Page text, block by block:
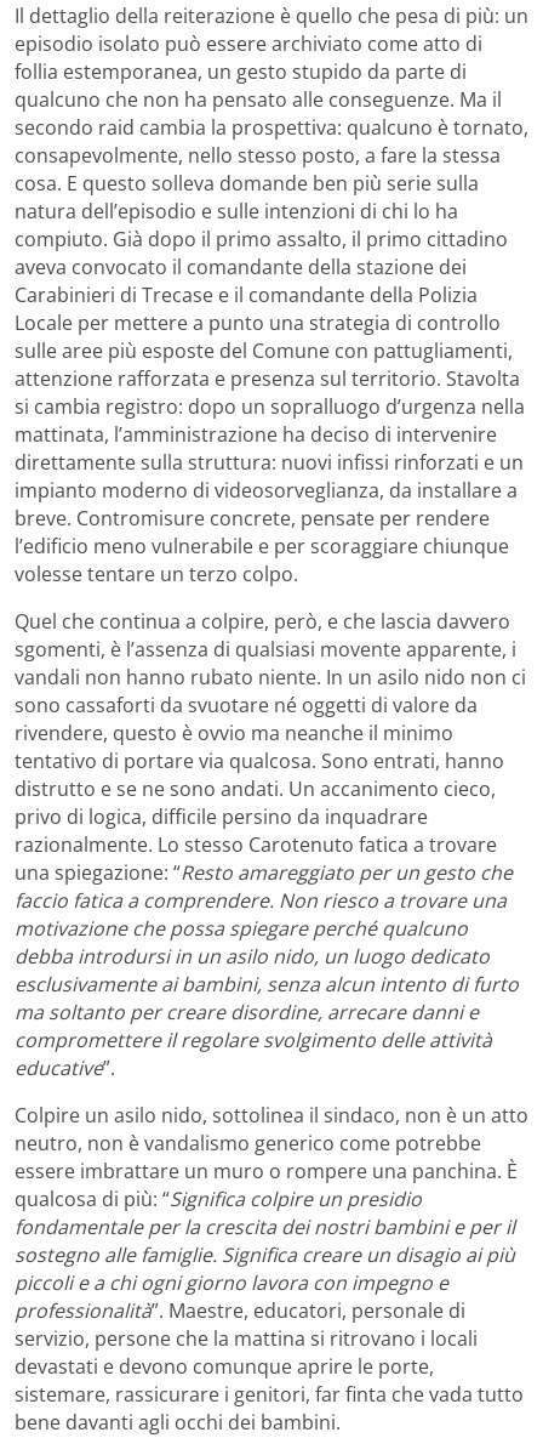
Il dettaglio della reiterazione è quello che pesa di più: un
episodio isolato può essere archiviato come atto di
follia estemporanea, un gesto stupido da parte di
qualcuno che non ha pensato alle conseguenze. Ma il
secondo raid cambia la prospettiva: qualcuno è tornato,
consapevolmente, nello stesso posto, a fare la stessa
cosa. E questo solleva domande ben più serie sulla
natura dell’episodio e sulle intenzioni di chi lo ha
compiuto. Già dopo il primo assalto, il primo cittadino
aveva convocato il comandante della stazione dei
Carabinieri di Trecase e il comandante della Polizia
Locale per mettere a punto una strategia di controllo
sulle aree più esposte del Comune con pattugliamenti,
attenzione rafforzata e presenza sul territorio. Stavolta
si cambia registro: dopo un sopralluogo d’urgenza nella
mattinata, l’amministrazione ha deciso di intervenire
direttamente sulla struttura: nuovi infissi rinforzati e un
impianto moderno di videosorveglianza, da installare a
breve. Contromisure concrete, pensate per rendere
l’edificio meno vulnerabile e per scoraggiare chiunque
volesse tentare un terzo colpo.
Quel che continua a colpire, però, e che lascia davvero
sgomenti, è l’assenza di qualsiasi movente apparente, i
vandali non hanno rubato niente. In un asilo nido non ci
sono cassaforti da svuotare né oggetti di valore da
rivendere, questo è ovvio ma neanche il minimo
tentativo di portare via qualcosa. Sono entrati, hanno
distrutto e se ne sono andati. Un accanimento cieco,
privo di logica, difficile persino da inquadrare
razionalmente. Lo stesso Carotenuto fatica a trovare
una spiegazione: “Resto amareggiato per un gesto che
faccio fatica a comprendere. Non riesco a trovare una
motivazione che possa spiegare perché qualcuno
debba introdursi in un asilo nido, un luogo dedicato
esclusivamente ai bambini, senza alcun intento di furto
ma soltanto per creare disordine, arrecare danni e
compromettere il regolare svolgimento delle attività
educative”.
Colpire un asilo nido, sottolinea il sindaco, non è un atto
neutro, non è vandalismo generico come potrebbe
essere imbrattare un muro o rompere una panchina. È
qualcosa di più: “Significa colpire un presidio
fondamentale per la crescita dei nostri bambini e per il
sostegno alle famiglie. Significa creare un disagio ai più
piccoli e a chi ogni giorno lavora con impegno e
professionalità”. Maestre, educatori, personale di
servizio, persone che la mattina si ritrovano i locali
devastati e devono comunque aprire le porte,
sistemare, rassicurare i genitori, far finta che vada tutto
bene davanti agli occhi dei bambini.